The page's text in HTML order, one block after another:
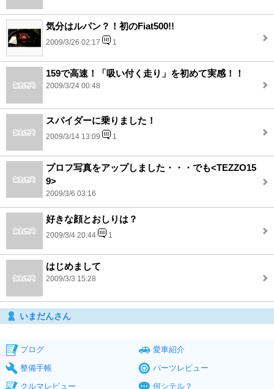
気分はルパン？！初のFiat500!!
2009/3/26 02:17 1
159で高速！「吸い付く走り」を初めて実感！！
2009/3/24 00:48
スパイダーに乗りました！
2009/3/14 13:09 1
プロフ写真をアップしました・・・でも<TEZZO15
9>
2009/3/6 03:16
好きな顔とおしりは？
2009/3/4 20:44 1
はじめまして
2009/3/3 15:28
いまだんさん
ブログ
愛車紹介
整備手帳
パーツレビュー
クルマレビュー
何シテル？